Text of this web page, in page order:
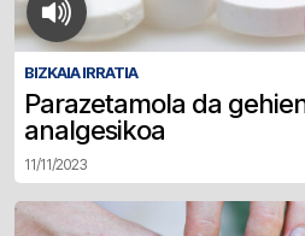
BIZKAIA IRRATIA
Parazetamola da
analgesikoa
11/11/2023